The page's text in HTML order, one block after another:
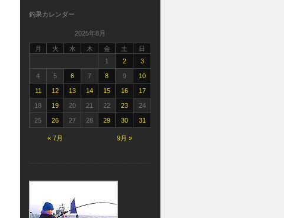
釣果カレンダー
2025年8月
月 火 水 木 金 土 日
« 7月 9月 »
1 2 3
4 5 6 7 8 9 10
11 12 13 14 15 16 17
18 19 20 21 22 23 24
25 26 27 28 29 30 31